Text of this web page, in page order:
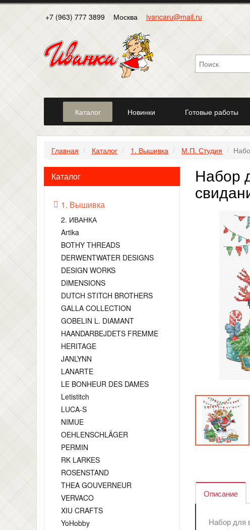
+7 (963) 777 3899 Москва ivancaru@mail.ru
Каталог Новинки Готовые работы
Главная Каталог 1. Вышивка М.П. Студия
Каталог
1. Вышивка
2. ИВАНКА
Artika
BOTHY THREADS
DERWENTWATER DESIGNS
DESIGN WORKS
DIMENSIONS
DUTCH STITCH BROTHERS
GALLA COLLECTION
GOBELIN L. DIAMANT
HAANDARBEJDETS FREMME
HERITAGE
JANLYNN
LANARTE
LE BONHEUR DES DAMES
Letistitch
LUCA-S
NIMUE
OEHLENSCHLÄGER
PERMIN
RK LARKES
ROSENSTAND
THEA GOUVERNEUR
VERVACO
XIU CRAFTS
YoHobby
Набор
Описание
Набор для